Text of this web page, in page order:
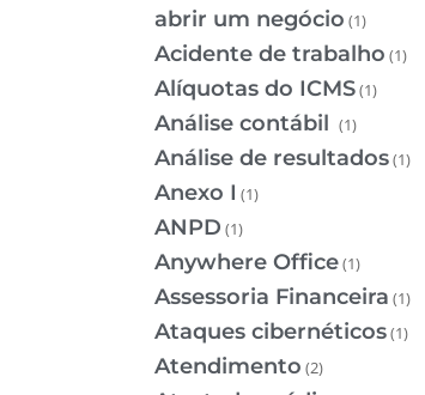
abrir um negócio (1)
Acidente de trabalho (1)
Alíquotas do ICMS(1)
Análise contábil (1)
Análise de resultados(1)
Anexo I (1)
ANPD (1)
Anywhere Office(1)
Assessoria Financeira (1)
Ataques cibernéticos(1)
Atendimento (2)